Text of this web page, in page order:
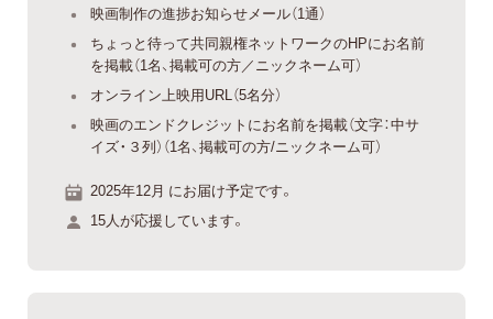
映画制作の進捗お知らせメール（1通）
ちょっと待って共同親権ネットワークのHPにお名前
を掲載（1名、掲載可の方／ニックネーム可）
オンライン上映用URL（5名分）
映画のエンドクレジットにお名前を掲載（文字：中サ
イズ・３列）（1名、掲載可の方/ニックネーム可）
2025年12月 にお届け予定です。
15人が応援しています。